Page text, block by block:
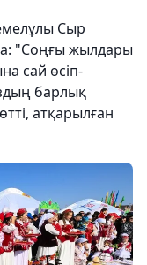
Сыр
"Соңғы жылдары
сай өсіп-
барлық
атқарылған